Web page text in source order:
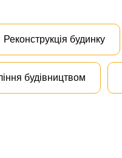
Реконструкція будинку
будівництвом